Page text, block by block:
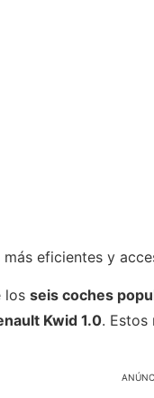
eficientes y
los seis coches
Kwid 1.0. Estos